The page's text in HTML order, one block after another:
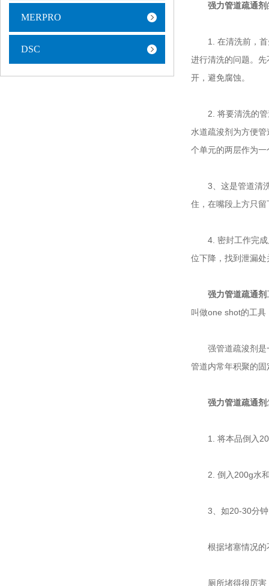
MERPRO
DSC
强力管道疏通剂
1. 在清洗前，首先
进行清洗的问题。
开，避免腐蚀。
2. 将要清洗的管道
水道疏浚剂为方便
个单元的两层作为
3、这是管道清洗
住，在嘴段上方只
4. 密封工作完成后
位下降，找到泄漏
强力管道疏通剂
叫做one shot的工
强管道疏浚剂是一
管道内常年积聚的
强力管道疏通剂
1. 将本品倒入
2. 倒入200g水和
3、如20-30分钟
根据堵塞情况的不
厕所堵得很厉害，